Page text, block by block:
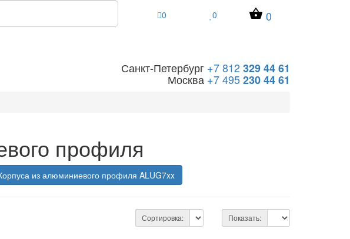
0 0 0
Санкт-Петербург +7 812329 44 61
Москва +7 495230 44 61
профиля
из алюминиевого профиля ALUG7xx
Сортировка: Показать: